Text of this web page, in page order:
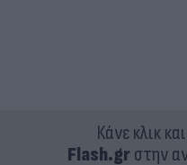
Κάνε κλικ
Flash.grστην